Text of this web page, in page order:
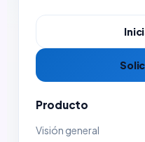
Producto
Visión general